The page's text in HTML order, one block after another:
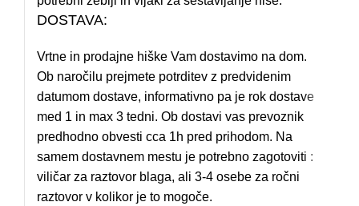
DOSTAVA:
Vrtne in prodajne hiške Vam dostavimo na dom.
Ob naročilu prejmete potrditev z predvidenim
datumom dostave, informativno pa je rok dostave
med 1 in max 3 tedni. Ob dostavi vas prevoznik
predhodno obvesti cca 1h pred prihodom. Na
samem dostavnem mestu je potrebno zagotoviti :
viličar za raztovor blaga, ali 3-4 osebe za ročni
raztovor v kolikor je to mogoče.